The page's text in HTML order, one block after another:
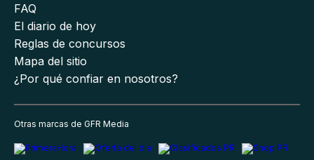
FAQ
El diario de hoy
Reglas de concursos
Mapa del sitio
¿Por qué confiar en nosotros?
Otras marcas de GFR Media